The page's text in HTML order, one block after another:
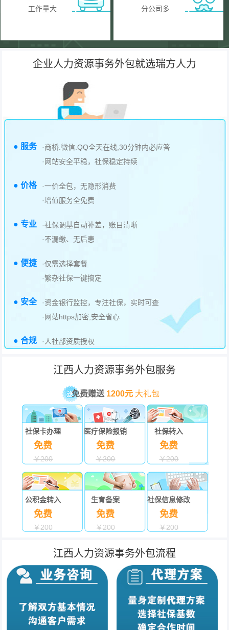
工作量大 分公司多
企业人力资源事务外包就选瑞方人力
● 服务
·商桥.微信.QQ全天在线,30分钟内必应答
·网站安全平稳，社保稳定持续
● 价格
·一价全包，无隐形消费
·增值服务全免费
● 专业
·社保调基自动补差，账目清晰
·不漏缴、无后患
● 便捷
·仅需选择套餐
·繁杂社保一键搞定
● 安全
·资金银行监控，专注社保，实时可查
·网站https加密,安全省心
● 合规 ·人社部资质授权
江西人力资源事务外包服务
免费赠送 1200元 大礼包
社保卡办理
免费
￥200
医疗保险报销
免费
￥200
社保转入
免费
￥200
公积金转入
免费
￥200
生育备案
免费
￥200
社保信息修改
免费
￥200
江西人力资源事务外包流程